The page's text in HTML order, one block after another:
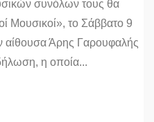
συνόλων τους θα
Μουσικοί», το Σάββατο 9
αίθουσα Άρης Γαρουφαλής
η οποία...